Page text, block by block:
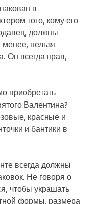
в
того, кому его
должны
нельзя
Он всегда прав,
приобретать
Валентина?
красные и
и бантики в
всегда должны
Не говоря о
чтобы украшать
формы, размера